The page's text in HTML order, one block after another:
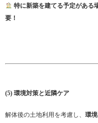
特に新築を建てる予定がある
要！
(5) 環境対策と近隣ケア
解体後の土地利用を考慮し、 環